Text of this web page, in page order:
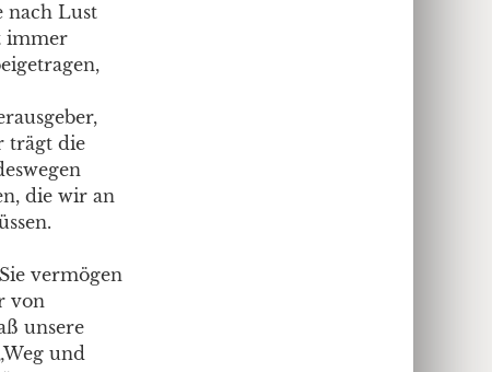
nach Lust
immer
trägt die
die wir an
vermögen
von
unsere
und